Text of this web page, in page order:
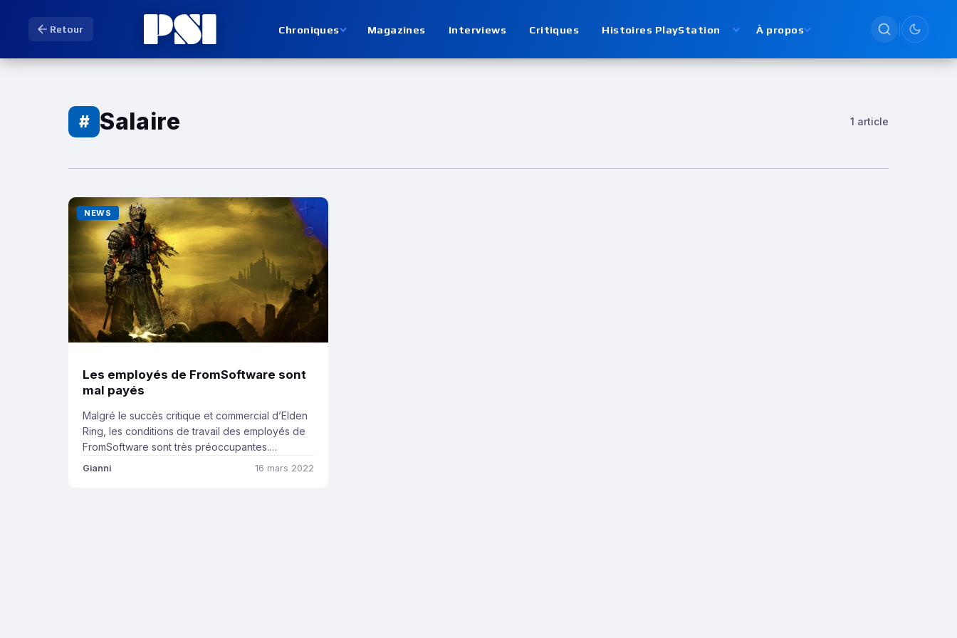
Retour Chroniques Magazines Interviews Critiques Histoires PlayStation À propos Passer
# Salaire 1 article
NEWS
Les employés de FromSoftware sont
mal payés
Malgré le succès critique et commercial d’Elden
Ring, les conditions de travail des employés de
FromSoftware sont très préoccupantes.
Cependant, ces résultats sont aussi à prendre
Gianni 16 mars 2022